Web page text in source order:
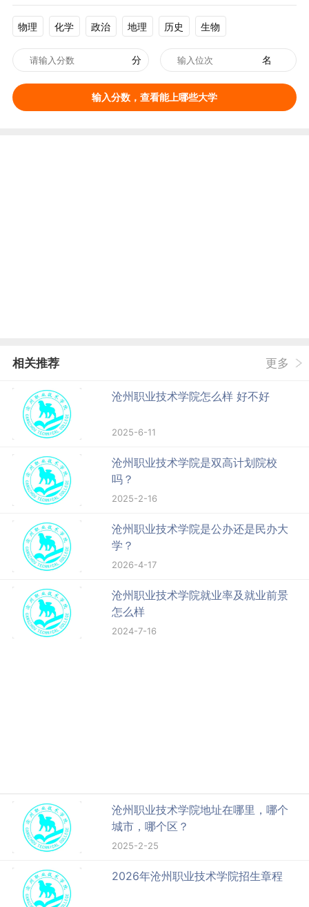
物理 化学 政治 地理 历史 生物
分 名
输入分数，查看能上哪些大学
相关推荐 更多
沧州职业技术学院怎么样 好不好
2025-6-11
沧州职业技术学院是双高计划院校
吗？
2025-2-16
沧州职业技术学院是公办还是民办大
学？
2026-4-17
沧州职业技术学院就业率及就业前景
怎么样
2024-7-16
沧州职业技术学院地址在哪里，哪个
城市，哪个区？
2025-2-25
2026年沧州职业技术学院招生章程